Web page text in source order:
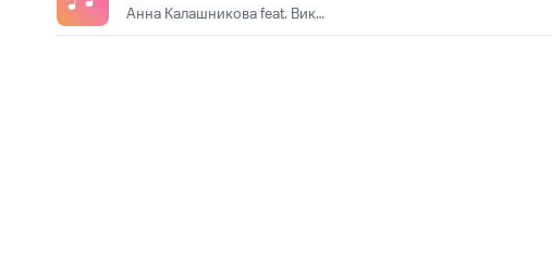
Анна Калашникова feat. Виктор Тартанов